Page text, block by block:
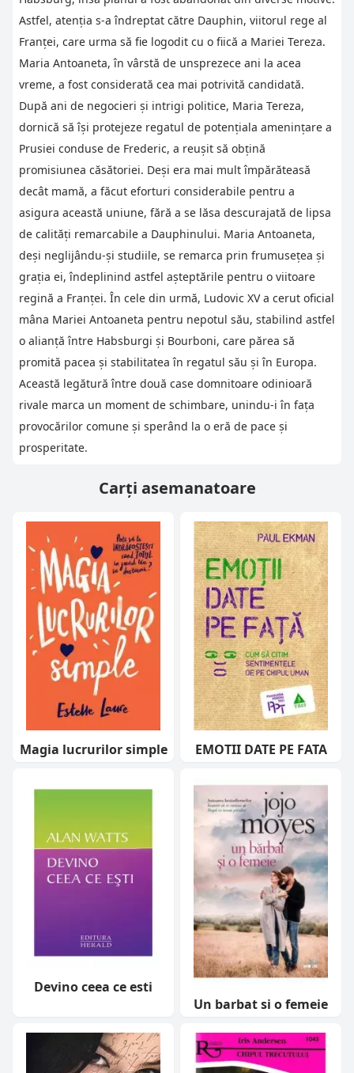
Astfel, atenția s-a îndreptat către Dauphin, viitorul rege al
Franței, care urma să fie logodit cu o fiică a Mariei Tereza.
Maria Antoaneta, în vârstă de unsprezece ani la acea
vreme, a fost considerată cea mai potrivită candidată.
După ani de negocieri și intrigi politice, Maria Tereza,
dornică să își protejeze regatul de potențiala amenințare a
Prusiei conduse de Frederic, a reușit să obțină
promisiunea căsătoriei. Deși era mai mult împărăteasă
decât mamă, a făcut eforturi considerabile pentru a
asigura această uniune, fără a se lăsa descurajată de lipsa
de calități remarcabile a Dauphinului. Maria Antoaneta,
deși neglijându-și studiile, se remarca prin frumusețea și
grația ei, îndeplinind astfel așteptările pentru o viitoare
regină a Franței. În cele din urmă, Ludovic XV a cerut oficial
mâna Mariei Antoaneta pentru nepotul său, stabilind astfel
o alianță între Habsburgi și Bourboni, care părea să
promită pacea și stabilitatea în regatul său și în Europa.
Această legătură între două case domnitoare odinioară
rivale marca un moment de schimbare, unindu-i în fața
provocărilor comune și sperând la o eră de pace și
prosperitate.
Carți asemanatoare
Magia lucrurilor simple EMOTII DATE PE FATA
Devino ceea ce esti
Un barbat si o femeie